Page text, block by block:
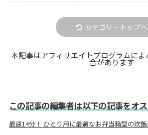
カテゴリートップへ
本記事はアフィリエイトプログラムに
合があります
この記事の編集者は以下の記事をオ
最速14分！ ひとり用に最適なお弁当箱型の炊